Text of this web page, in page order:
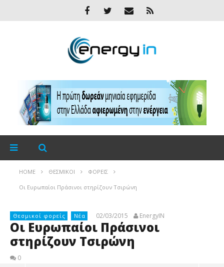
HOME ΘΕΣΜΙΚΟΊ ΦΟΡΕΊΣ
Οι Ευρωπαίοι Πράσινοι στηρίζουν Τσιρώνη
Θεσμικοί φορείς Νέα 02/03/2015 EnergyIN
Οι Ευρωπαίοι Πράσινοι
στηρίζουν Τσιρώνη
0